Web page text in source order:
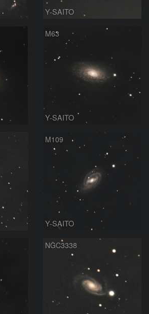
Y-SAITO
M63
Y-SAITO
M109
Y-SAITO
NGC3338